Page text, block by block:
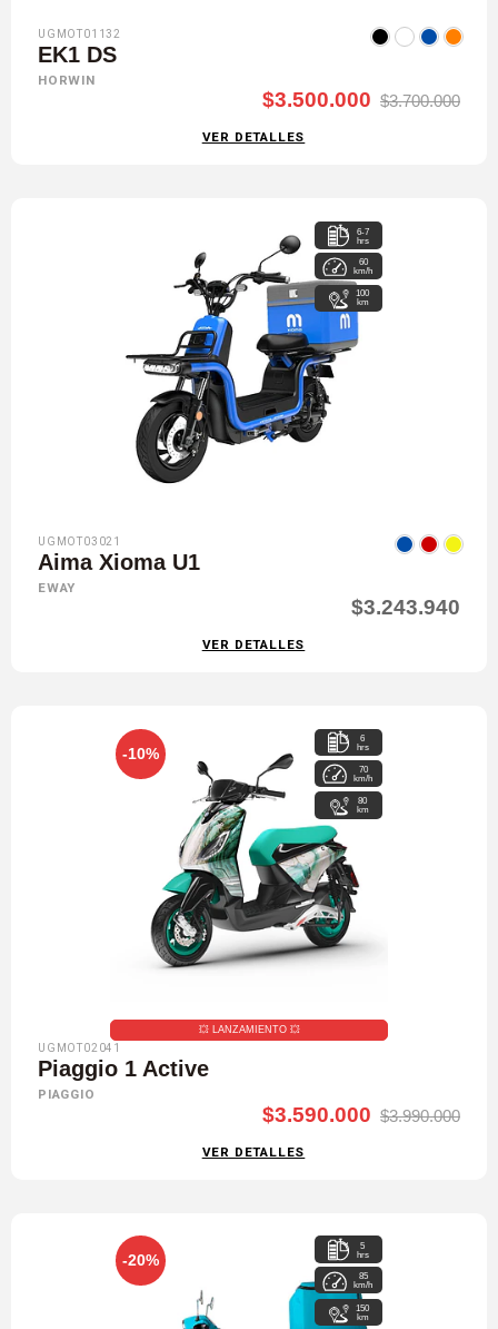
UGMOT01132
EK1 DS
HORWIN
$3.500.000 $3.700.000
VER DETALLES
6-7
hrs
60
km/h
100
km
UGMOT03021
Aima Xioma U1
EWAY
$3.243.940
VER DETALLES
-10%
6
hrs
70
km/h
80
km
💥​ LANZAMIENTO 💥​
UGMOT02041
Piaggio 1 Active
PIAGGIO
$3.590.000 $3.990.000
VER DETALLES
-20%
5
hrs
85
km/h
150
km